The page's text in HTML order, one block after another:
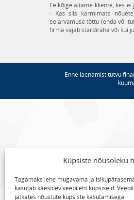
Küpsiste nõusoleku
Tagamaks lehe mugavama ja
kasutab käesolev veebileht küpsiseid.
jätkates nõustute küpsiste kasutamisega.
Eelkõige aitame kliente, kes
- Kas siis karmimate
eelarvamuse tõttu (enda või
firma vajab stardiraha või kui
Enne laenamist tutvu